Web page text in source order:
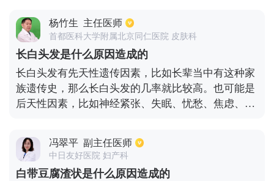
原因一般有长时间使用高油脂，高糖，高淀粉的食
物，这些食物会导致甘油三酯升高，从而导致血液内
只血脂的浓度升高。这个时候人的身体会出现免疫力
降低，内分泌疾病以及排泄率降低的症状。
杨竹生 主任医师
首都医科大学附属北京同仁医院 皮肤科
长白头发是什么原因造成的
长白头发有先天性遗传因素，比如长辈当中有这种家
族遗传史，那么长白头发的几率就比较高。也可能是
后天性因素，比如神经紧张、失眠、忧愁、焦虑、情
发。对于一些饮食习惯不好的人群，会造成毛囊黑色
素细胞合成障碍，从而出现白头发。
冯翠平 副主任医师
中日友好医院 妇产科
白带豆腐渣状是什么原因造成的